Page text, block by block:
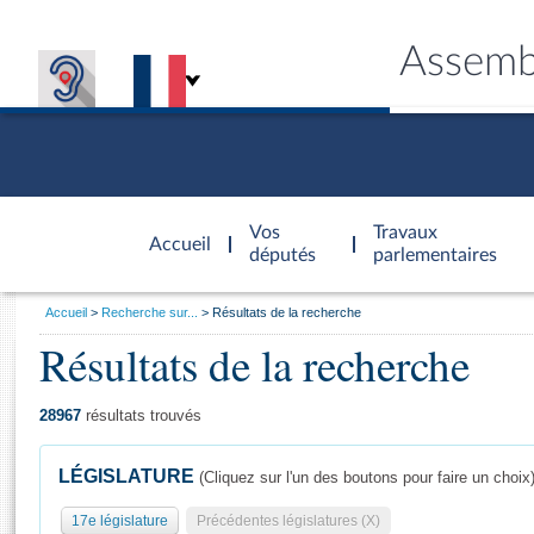
Accueil
d'accueil
Vos
députés
Travaux
parlementaires
Général
Vous
Accueil Recherche sur... Résultats de la recherche
Résultats de la recherche
28967 résultats trouvés
LÉGISLATURE (Cliquez sur l'un des boutons pour faire un choix)
17e législature Précédentes législatures (X)